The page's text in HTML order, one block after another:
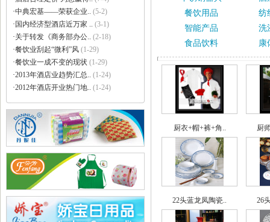
·北京德诺和科技有限公司
·厦门立刻品牌策划有限公司
·巩义市天佑机械制造有限公..
厦门简氏商贸有限公司
祥辉陶瓷
上海金卢环保设备有限公司
深圳市中创国际物流有限公..
·兄弟网络公司
·海腾高修工程有限公司
深圳市讯搜科技有限公司
·如皋市久恒机械制造有限公..
· 宜居佳美家具有限公司
淄博蓝剑新材科技羟基乙腈..
·深圳市石英建材工程有限公..
武汉南瑞电气有限公司
·深圳凯旋国际旅行社有限公..
·中典宏基——荣获企业.. (5-2)
· 国内经济型酒店近万家 .. (3-1)
·关于转发《商务部办公.. (2-18)
·餐饮业刮起“微利”风 (1-29)
·餐饮业一成不变的现状 (1-29)
·2013年酒店业趋势汇总.. (1-24)
·2012年酒店开业热门地.. (1-24)
餐饮用品
纺
智能产品
洗
食品饮料
康
厨衣+帽+裤+角.. 厨
22头蓝龙凤陶瓷.. 26